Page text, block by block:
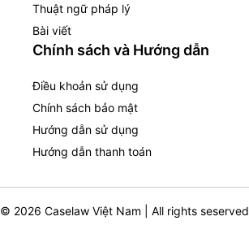
Thuật ngữ pháp lý
Bài viết
Chính sách và Hướng dẫn
Điều khoản sử dụng
Chính sách bảo mật
Hướng dẫn sử dụng
Hướng dẫn thanh toán
© 2026 Caselaw Việt Nam | All rights seserved